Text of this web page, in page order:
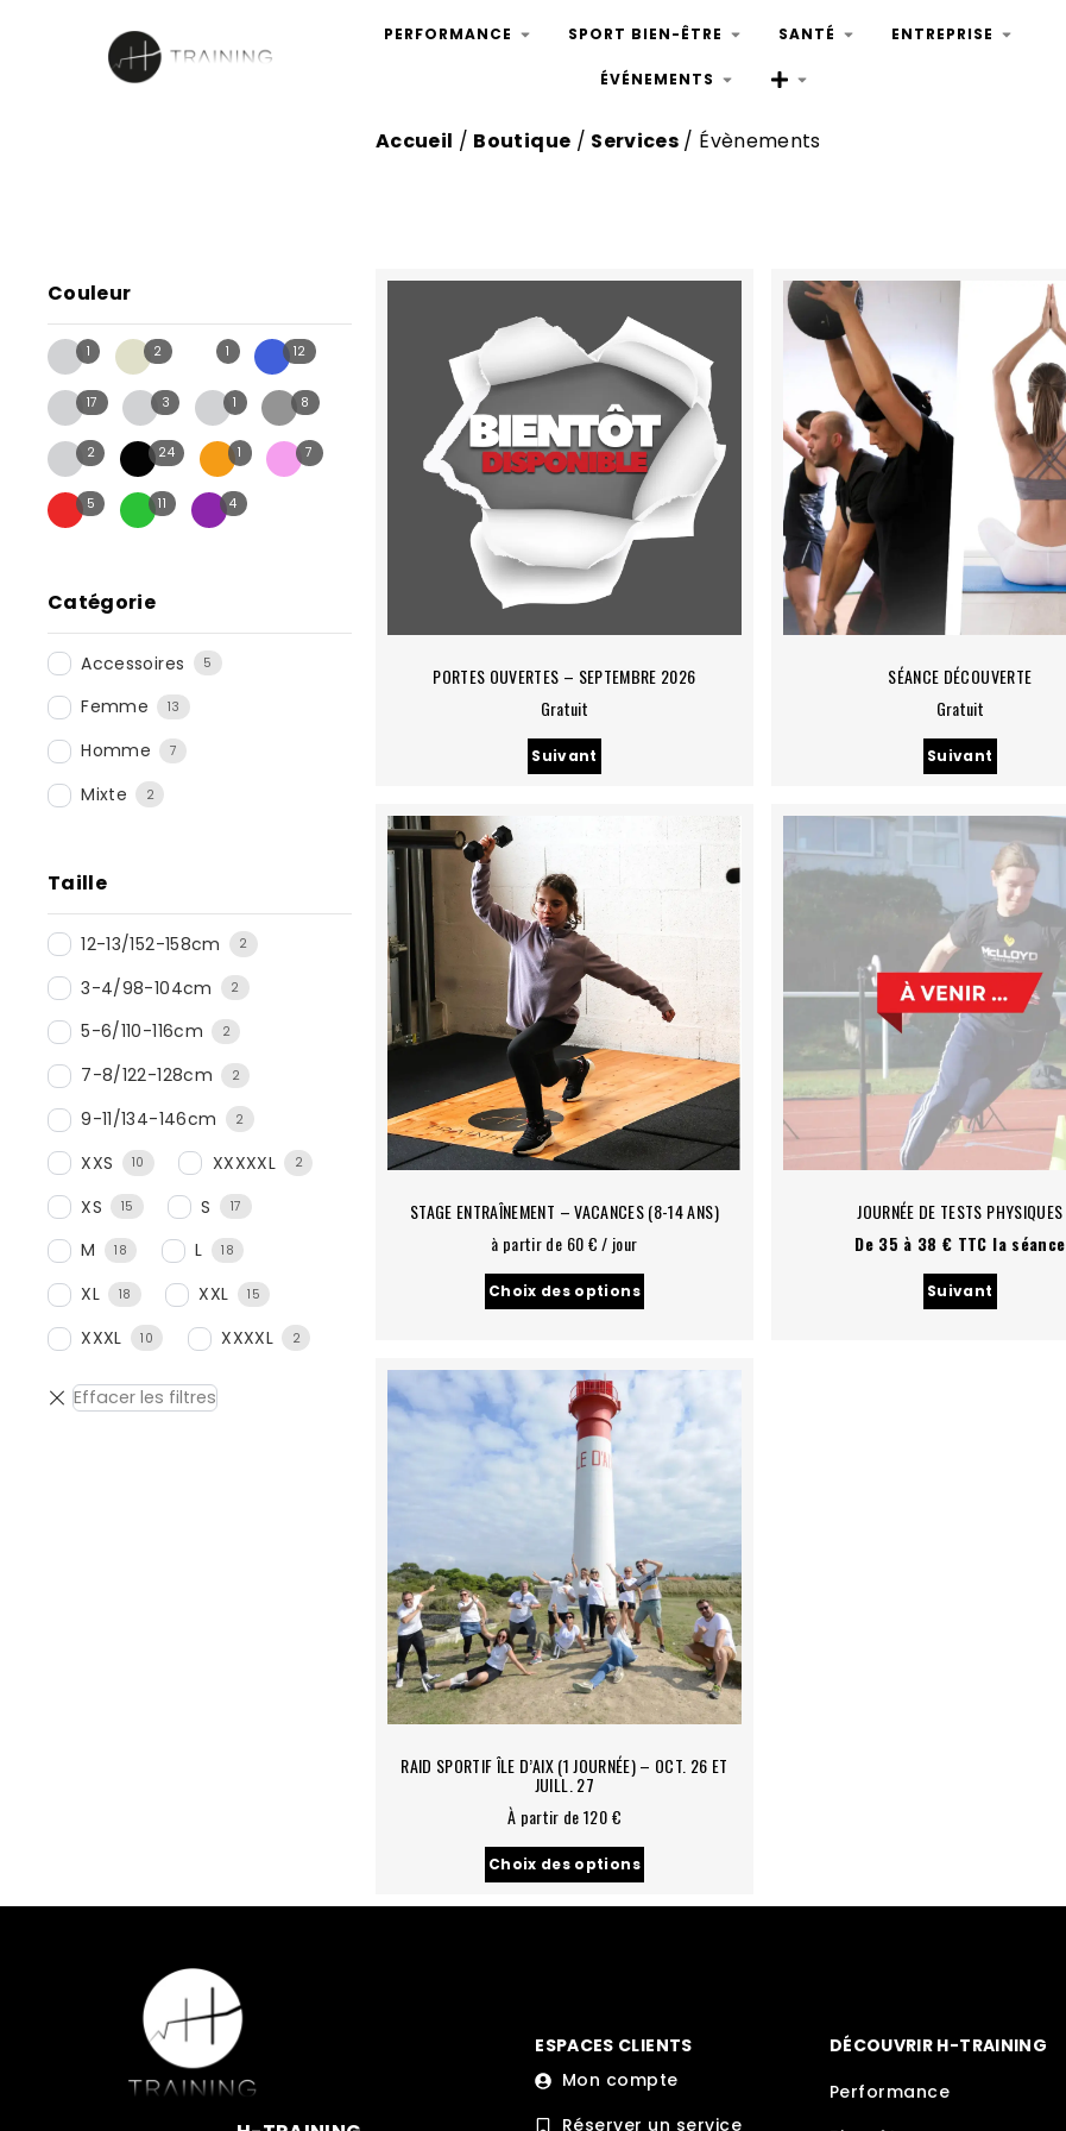
PERFORMANCE SPORT BIEN-ÊTRE SANTÉ ENTREPRISE
ÉVÉNEMENTS
Couleur
1 2 1 12
17 3 1 8
2 24 1 7
5 11 4
Catégorie
Accessoires 5
Femme 13
Homme 7
Mixte 2
Taille
12-13/152-158cm 2
3-4/98-104cm 2
5-6/110-116cm 2
7-8/122-128cm 2
9-11/134-146cm 2
XXS 10 XXXXXL 2
XS 15 S 17
M 18 L 18
XL 18 XXL 15
XXXL 10 XXXXL 2
Accueil / Boutique / Services / Évènements
PORTES OUVERTES – SEPTEMBRE 2026
Gratuit
Suivant
SÉANCE DÉCOUVERTE
Gratuit
Suivant
STAGE ENTRAÎNEMENT – VACANCES (8-14 ANS)
à partir de 60 € / jour
Choix des options
JOURNÉE DE TESTS PHYSIQUES
De 35 à 38 € TTC la séance
Suivant
RAID SPORTIF ÎLE D’AIX (1 JOURNÉE) – OCT. 26 ET
JUILL. 27
À partir de 120 €
Choix des options
ESPACES CLIENTS
Mon compte
Réserver un service
DÉCOUVRIR H-TRAINING
Performance